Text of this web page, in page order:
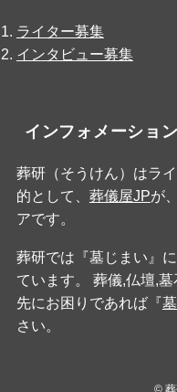
ライター募集
インタビュー募集
インフォメーション
葬研（そうけん）はラ
的として、 葬儀屋JPが
アです。
葬研では『墓じまい』
ています。 葬儀,仏壇,
先にお困りであれば『
さい。
©葬